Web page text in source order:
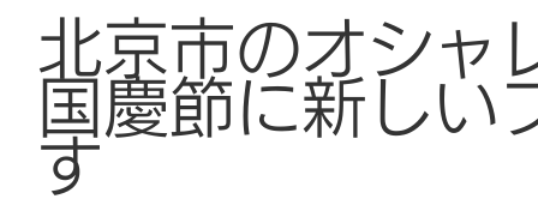
北京市のオシャ
国慶節に新しい
す